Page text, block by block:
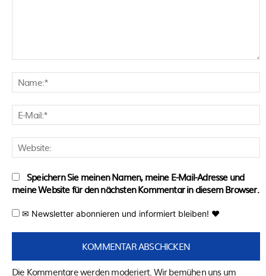
Speichern Sie meinen Namen, meine E-Mail-Adresse und
meine Website für den nächsten Kommentar in diesem Browser.
✉ Newsletter abonnieren und informiert bleiben! ♥
Die Kommentare werden moderiert. Wir bemühen uns um